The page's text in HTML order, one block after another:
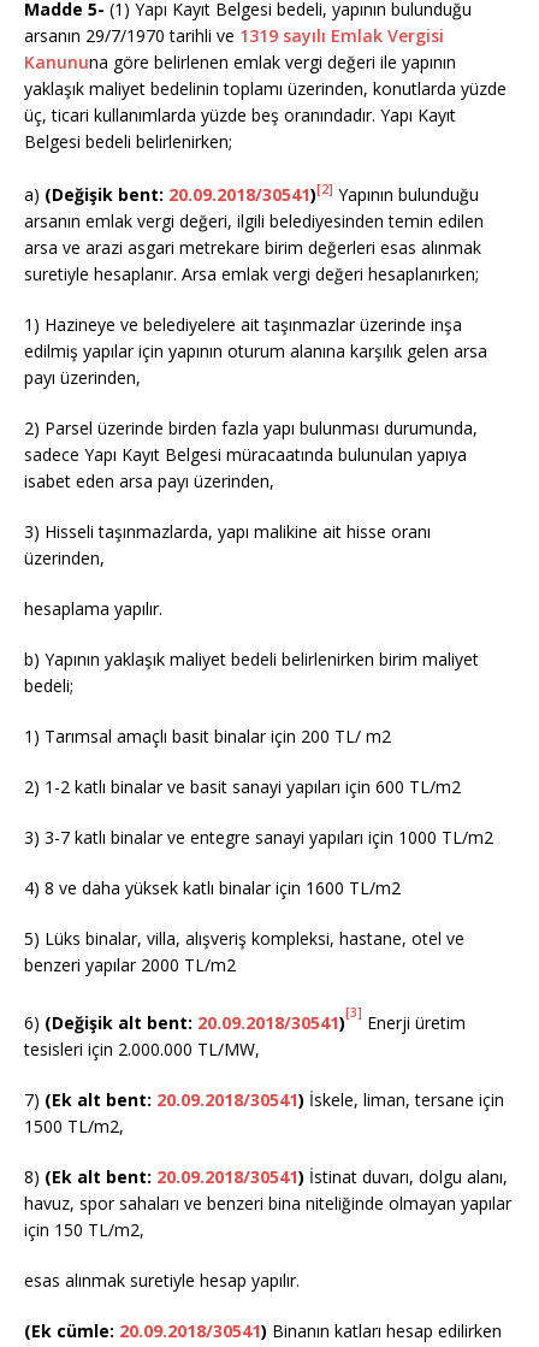
Madde 5- (1) Yapı Kayıt Belgesi bedeli, yapının bulunduğu
arsanın 29/7/1970 tarihli ve 1319 sayılı Emlak Vergisi
Kanununa göre belirlenen emlak vergi değeri ile yapının
yaklaşık maliyet bedelinin toplamı üzerinden, konutlarda yüzde
üç, ticari kullanımlarda yüzde beş oranındadır. Yapı Kayıt
Belgesi bedeli belirlenirken;
a) (Değişik bent: 20.09.2018/30541)[2] Yapının bulunduğu
arsanın emlak vergi değeri, ilgili belediyesinden temin edilen
arsa ve arazi asgari metrekare birim değerleri esas alınmak
suretiyle hesaplanır. Arsa emlak vergi değeri hesaplanırken;
1) Hazineye ve belediyelere ait taşınmazlar üzerinde inşa
edilmiş yapılar için yapının oturum alanına karşılık gelen arsa
payı üzerinden,
2) Parsel üzerinde birden fazla yapı bulunması durumunda,
sadece Yapı Kayıt Belgesi müracaatında bulunulan yapıya
isabet eden arsa payı üzerinden,
3) Hisseli taşınmazlarda, yapı malikine ait hisse oranı
üzerinden,
hesaplama yapılır.
b) Yapının yaklaşık maliyet bedeli belirlenirken birim maliyet
bedeli;
1) Tarımsal amaçlı basit binalar için 200 TL/ m2
2) 1-2 katlı binalar ve basit sanayi yapıları için 600 TL/m2
3) 3-7 katlı binalar ve entegre sanayi yapıları için 1000 TL/m2
4) 8 ve daha yüksek katlı binalar için 1600 TL/m2
5) Lüks binalar, villa, alışveriş kompleksi, hastane, otel ve
benzeri yapılar 2000 TL/m2
6) (Değişik alt bent: 20.09.2018/30541)[3] Enerji üretim
tesisleri için 2.000.000 TL/MW,
7) (Ek alt bent: 20.09.2018/30541) İskele, liman, tersane için
1500 TL/m2,
8) (Ek alt bent: 20.09.2018/30541) İstinat duvarı, dolgu alanı,
havuz, spor sahaları ve benzeri bina niteliğinde olmayan yapılar
için 150 TL/m2,
esas alınmak suretiyle hesap yapılır.
(Ek cümle: 20.09.2018/30541) Binanın katları hesap edilirken